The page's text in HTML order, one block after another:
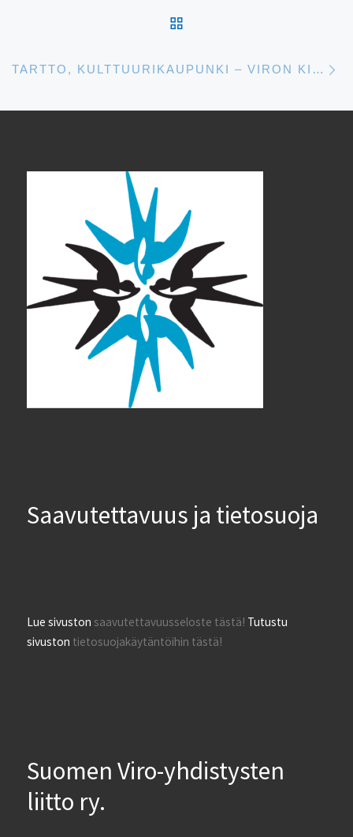
TARTTO, KULTTUURIKAUPUNKI – VIRON KIELTÄ JA KIRJALLISUUTTA
Saavutettavuus ja tietosuoja
Lue sivustonsaavutettavuusseloste tästä! Tutustu
sivuston tietosuojakäytäntöihin tästä!
Suomen Viro-yhdistysten
liitto ry.